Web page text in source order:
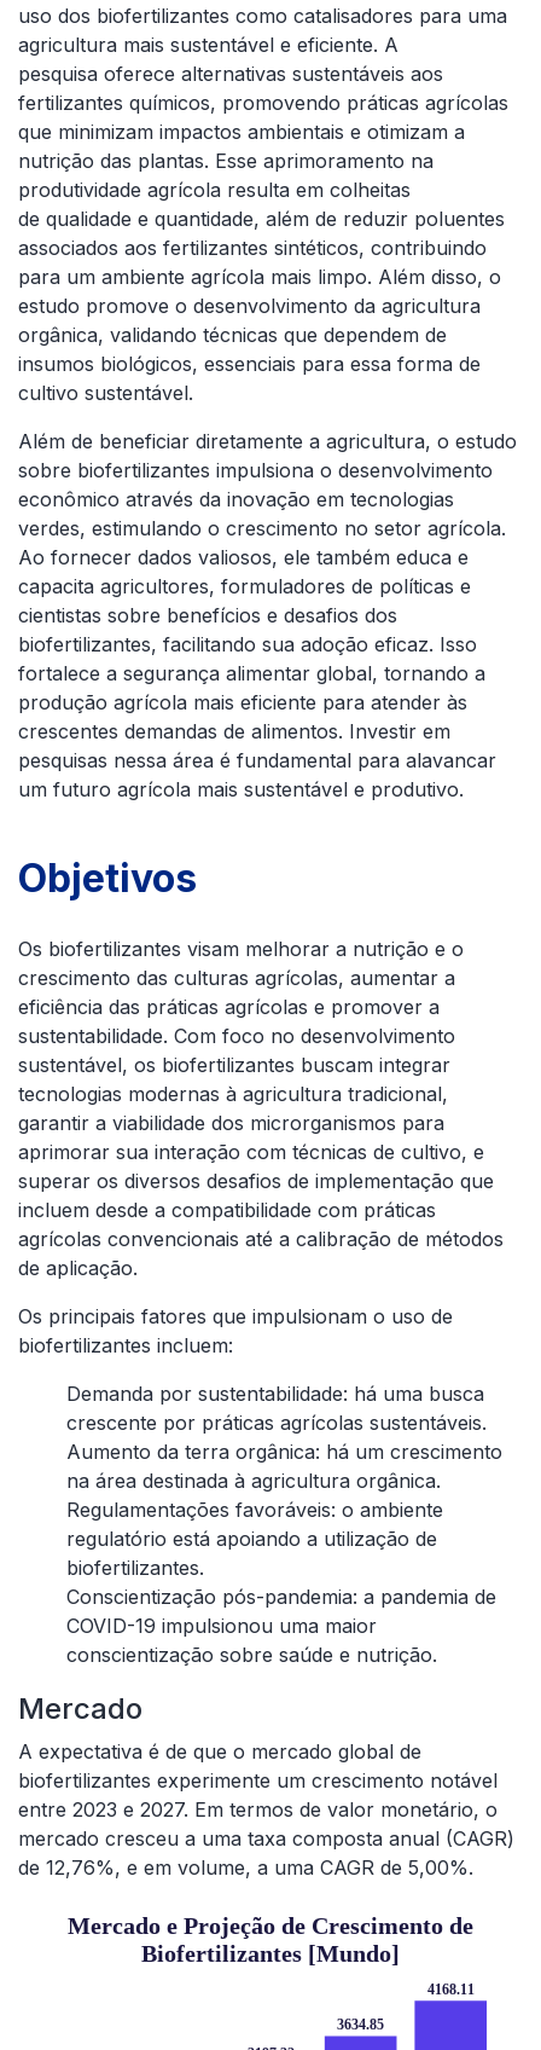
uso dos biofertilizantes como catalisadores para uma
agricultura mais sustentável e eficiente. A
pesquisa oferece alternativas sustentáveis aos
fertilizantes químicos, promovendo práticas agrícolas
que minimizam impactos ambientais e otimizam a
nutrição das plantas. Esse aprimoramento na
produtividade agrícola resulta em colheitas
de qualidade e quantidade, além de reduzir poluentes
associados aos fertilizantes sintéticos, contribuindo
para um ambiente agrícola mais limpo. Além disso, o
estudo promove o desenvolvimento da agricultura
orgânica, validando técnicas que dependem de
insumos biológicos, essenciais para essa forma de
cultivo sustentável.
Além de beneficiar diretamente a agricultura, o estudo
sobre biofertilizantes impulsiona o desenvolvimento
econômico através da inovação em tecnologias
verdes, estimulando o crescimento no setor agrícola.
Ao fornecer dados valiosos, ele também educa e
capacita agricultores, formuladores de políticas e
cientistas sobre benefícios e desafios dos
biofertilizantes, facilitando sua adoção eficaz. Isso
fortalece a segurança alimentar global, tornando a
produção agrícola mais eficiente para atender às
crescentes demandas de alimentos. Investir em
pesquisas nessa área é fundamental para alavancar
um futuro agrícola mais sustentável e produtivo.
Objetivos
Os biofertilizantes visam melhorar a nutrição e o
crescimento das culturas agrícolas, aumentar a
eficiência das práticas agrícolas e promover a
sustentabilidade. Com foco no desenvolvimento
sustentável, os biofertilizantes buscam integrar
tecnologias modernas à agricultura tradicional,
garantir a viabilidade dos microrganismos para
aprimorar sua interação com técnicas de cultivo, e
superar os diversos desafios de implementação que
incluem desde a compatibilidade com práticas
agrícolas convencionais até a calibração de métodos
de aplicação.
Os principais fatores que impulsionam o uso de
biofertilizantes incluem:
Demanda por sustentabilidade: há uma busca
crescente por práticas agrícolas sustentáveis.
Aumento da terra orgânica: há um crescimento
na área destinada à agricultura orgânica.
Regulamentações favoráveis: o ambiente
regulatório está apoiando a utilização de
biofertilizantes.
Conscientização pós-pandemia: a pandemia de
COVID-19 impulsionou uma maior
conscientização sobre saúde e nutrição.
Mercado
A expectativa é de que o mercado global de
biofertilizantes experimente um crescimento notável
entre 2023 e 2027. Em termos de valor monetário, o
mercado cresceu a uma taxa composta anual (CAGR)
de 12,76%, e em volume, a uma CAGR de 5,00%.